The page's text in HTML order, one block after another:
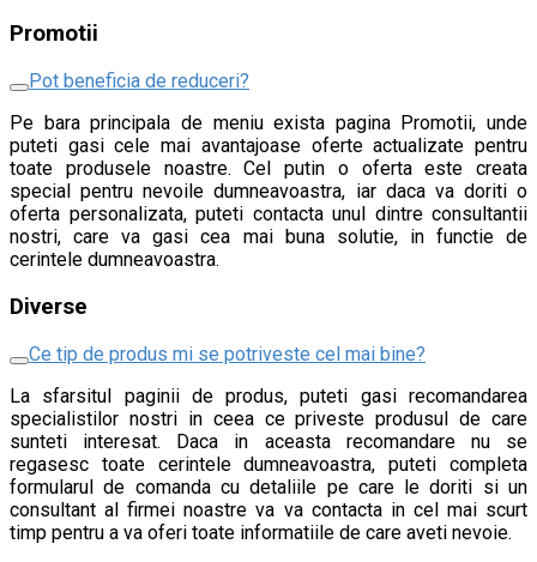
Promotii
Pot beneficia de reduceri?
Pe bara principala de meniu exista pagina Promotii, unde
puteti gasi cele mai avantajoase oferte actualizate pentru
toate produsele noastre. Cel putin o oferta este creata
special pentru nevoile dumneavoastra, iar daca va doriti o
oferta personalizata, puteti contacta unul dintre consultantii
nostri, care va gasi cea mai buna solutie, in functie de
cerintele dumneavoastra.
Diverse
Ce tip de produs mi se potriveste cel mai bine?
La sfarsitul paginii de produs, puteti gasi recomandarea
specialistilor nostri in ceea ce priveste produsul de care
sunteti interesat. Daca in aceasta recomandare nu se
regasesc toate cerintele dumneavoastra, puteti completa
formularul de comanda cu detaliile pe care le doriti si un
consultant al firmei noastre va va contacta in cel mai scurt
timp pentru a va oferi toate informatiile de care aveti nevoie.